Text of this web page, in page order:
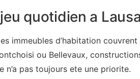
quotidien a
immeubles d’habitation
ou Bellevaux,
pas toujours ete une priorite.